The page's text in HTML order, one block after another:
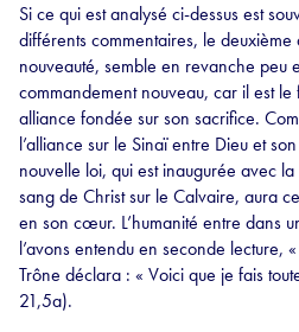
Si ce qui est analysé ci-dessus est
différents commentaires, le
nouveauté, semble en revanche peu
commandement nouveau, car il est
alliance fondée sur son sacrifice.
l’alliance sur le Sinaï entre Dieu et
nouvelle loi, qui est inaugurée avec
sang de Christ sur le Calvaire, aura
en son cœur. L’humanité entre dans
l’avons entendu en seconde lecture,
Trône déclara : « Voici que je fais
21,5a).